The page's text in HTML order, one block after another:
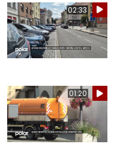
02:33
01:20